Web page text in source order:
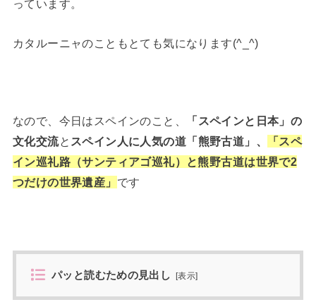
っています。
カタルーニャのこともとても気になります(^_^)
なので、今日はスペインのこと、
「スペインと日本」の
文化交流と スペイン人に人気の道「熊野古道」、
「スペ
イン巡礼路（サンティアゴ巡礼）と熊野古道は世界で2
つだけの世界遺産」 です
パッと読むための見出し [表示]